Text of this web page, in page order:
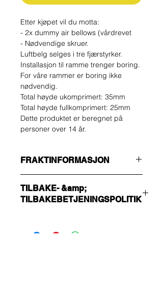
Etter kjøpet vil du motta:
- 2x dummy air bellows (vårdrevet
- Nødvendige skruer.
Luftbelg selges i tre fjærstyrker.
Installasjon til ramme trenger boring.
For våre rammer er boring ikke
nødvendig.
Total høyde ukomprimert: 35mm
Total høyde fullkomprimert: 25mm
Dette produktet er beregnet på
personer over 14 år.
FRAKTINFORMASJON
forsendelsesmetode !!!
ØKONOMI
HURTIG
TILBAKE- &amp;
TILBAKEBETJENINGSPOLITIK
retur. Du kan returnere den ubrukte